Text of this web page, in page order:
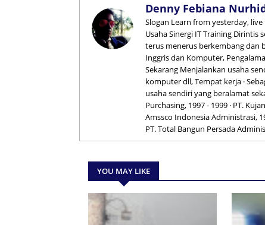
Denny Febiana
Slogan Learn from yesterday,
Usaha Sinergi IT Training Dirintis
terus menerus berkembang dan
Inggris dan Komputer,
Sekarang Menjalankan usaha
komputer dll, Tempat kerja ·
usaha sendiri yang beralamat
Purchasing, 1997 - 1999 · PT.
Amssco Indonesia Administrasi,
PT. Total Bangun Persada
YOU MAY LIKE